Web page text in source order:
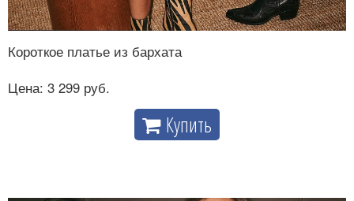
Короткое платье из бархата
Цена: 3 299 руб.
Купить